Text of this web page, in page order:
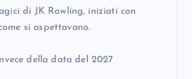
di JK Rowling, iniziati con
si aspettavano.
della data del 2027